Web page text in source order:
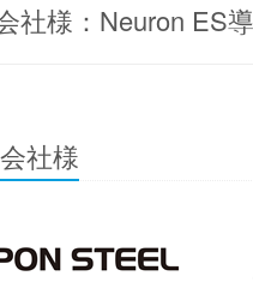
社様：Neuron ES
社様